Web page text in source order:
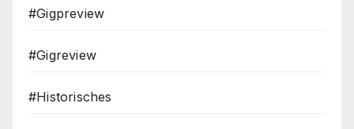
#Gigpreview
#Gigreview
#Historisches